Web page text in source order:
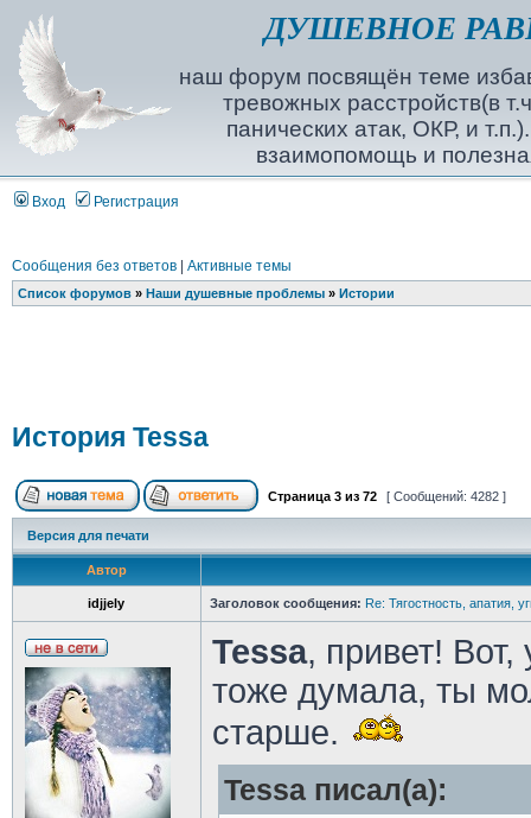
ДУШЕВНОЕ
наш форум посвящён теме
тревожных расстройств(в
панических атак, ОКР, и
взаимопомощь и
Вход Регистрация
Сообщения без ответов| Активные темы
Список форумов» Наши душевные проблемы» Истории
История Tessa
Страница 3из 72 [ Сообщений: 4282 ]
Версия для печати
Автор
idjjely Заголовок сообщения: Re: Тягостность, апатия,
Tessa, привет! Вот,
тоже думала, ты
старше.
Tessa писал(а):